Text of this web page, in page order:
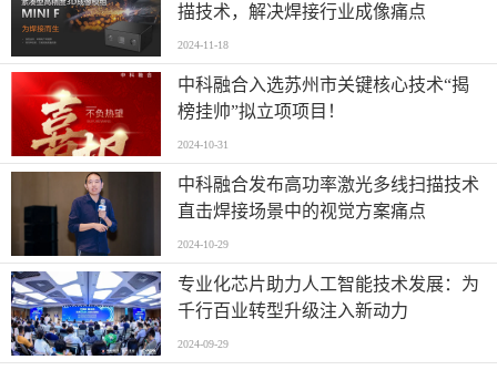
描技术，解决焊接行业成像痛点
2024-11-18
中科融合入选苏州市关键核心技术“揭
榜挂帅”拟立项项目！
2024-10-31
中科融合发布高功率激光多线扫描技术
直击焊接场景中的视觉方案痛点
2024-10-29
专业化芯片助力人工智能技术发展：为
千行百业转型升级注入新动力
2024-09-29